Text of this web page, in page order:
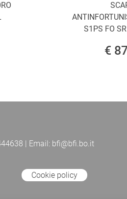
S1PS FO
€
| Email: bfi@bfi.bo.it
Cookie policy